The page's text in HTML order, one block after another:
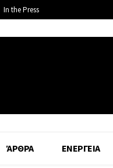
In the Press
ΆΡΘΡΑ ΕΝΕΡΓΕΙΑ